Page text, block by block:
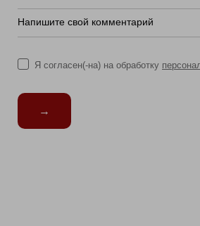
Напишите свой комментарий
→
Я согласен(-на) на обработку